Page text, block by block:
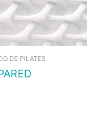
DE PILATES